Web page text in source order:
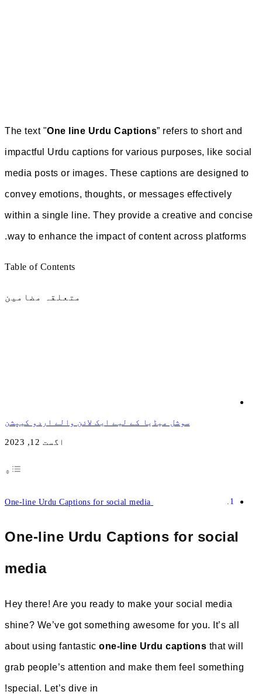
The text "One line Urdu
impactful Urdu captions for
media posts or images.
convey emotions, thoughts,
within a single line. They
way to enhance the impact
لیے ایک لائن والے اردو کیپشن
One-line Urdu
Hey there! Are you ready to
shine? We’ve got
about using fantastic one-
grab people’s attention and